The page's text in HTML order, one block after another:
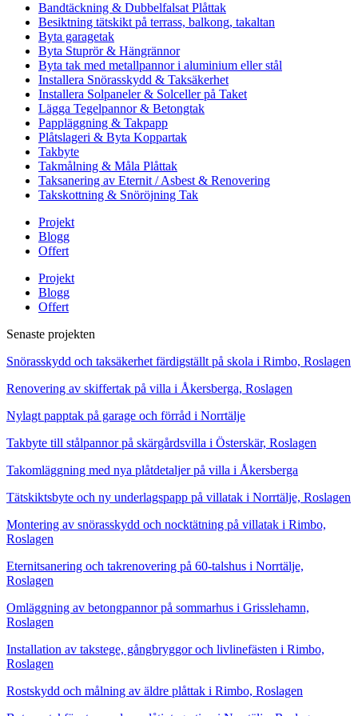
Bandtäckning & Dubbelfalsat Plåttak
Besiktning tätskikt på terrass, balkong, takaltan
Byta garagetak
Byta Stuprör & Hängrännor
Byta tak med metallpannor i aluminium eller stål
Installera Snörasskydd & Taksäkerhet
Installera Solpaneler & Solceller på Taket
Lägga Tegelpannor & Betongtak
Pappläggning & Takpapp
Plåtslageri & Byta Koppartak
Takbyte
Takmålning & Måla Plåttak
Taksanering av Eternit / Asbest & Renovering
Takskottning & Snöröjning Tak
Projekt
Blogg
Offert
Projekt
Blogg
Offert
Senaste projekten
Snörasskydd och taksäkerhet färdigställt på skola i Rimbo, Roslagen
Renovering av skiffertak på villa i Åkersberga, Roslagen
Nylagt papptak på garage och förråd i Norrtälje
Takbyte till stålpannor på skärgårdsvilla i Österskär, Roslagen
Takomläggning med nya plåtdetaljer på villa i Åkersberga
Tätskiktsbyte och ny underlagspapp på villatak i Norrtälje, Roslagen
Montering av snörasskydd och nocktätning på villatak i Rimbo,
Roslagen
Eternitsanering och takrenovering på 60-talshus i Norrtälje,
Roslagen
Omläggning av betongpannor på sommarhus i Grisslehamn,
Roslagen
Installation av takstege, gångbryggor och livlinefästen i Rimbo,
Roslagen
Rostskydd och målning av äldre plåttak i Rimbo, Roslagen